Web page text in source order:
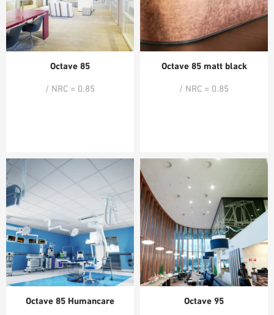
Octave 85
/ NRC = 0.85
Octave 85 matt black
/ NRC = 0.85
Octave 85 Humancare Octave 95